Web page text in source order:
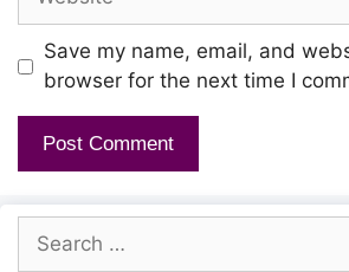
Kalangari Thedum
Karai Seraa Kanavu
Idhu Thaane
Save my name, email, and
browser for the next time I
Search
for: